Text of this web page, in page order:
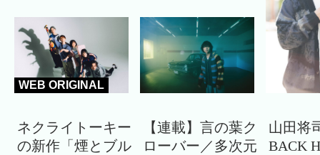
WEB ORIGINAL
ネクライトーキー
の新作「煙とブル
【連載】言の葉ク
ローバー／多次元
山田将
BACK